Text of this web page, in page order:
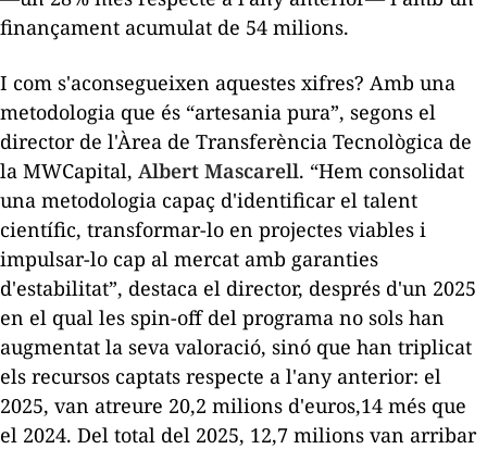
finançament acumulat de 54 milions.
I com s'aconsegueixen aquestes xifres? Amb una
metodologia que és “artesania pura”, segons el
director de l'Àrea de Transferència Tecnològica de
la MWCapital, Albert Mascarell. “Hem consolidat
una metodologia capaç d'identificar el talent
científic, transformar-lo en projectes viables i
impulsar-lo cap al mercat amb garanties
d'estabilitat”, destaca el director, després d'un 2025
en el qual les spin-off del programa no sols han
augmentat la seva valoració, sinó que han triplicat
els recursos captats respecte a l'any anterior: el
2025, van atreure 20,2 milions d'euros,14 més que
el 2024. Del total del 2025, 12,7 milions van arribar